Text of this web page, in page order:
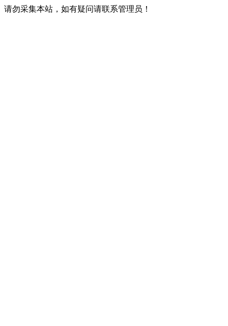
请勿采集本站，如有疑问请联系管理员！